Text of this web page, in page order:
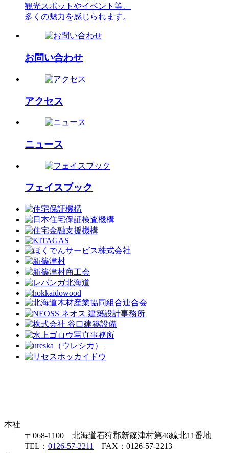
観光スポットやイベント等、
多くの魅力を感じられます。
お問い合わせ
アクセス
ニュース
フェイスブック
本社
〒068-1100 北海道石狩郡新篠津村第46線北11番地
TEL： 0126-57-2211
FAX：0126-57-2213